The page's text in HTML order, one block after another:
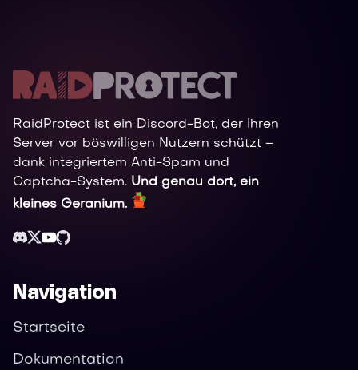
RaidProtect ist ein Discord-Bot, der Ihren
Server vor böswilligen Nutzern schützt –
dank integriertem Anti-Spam und
Captcha-System. Und genau dort, ein
kleines Geranium.
Navigation
Startseite
Dokumentation